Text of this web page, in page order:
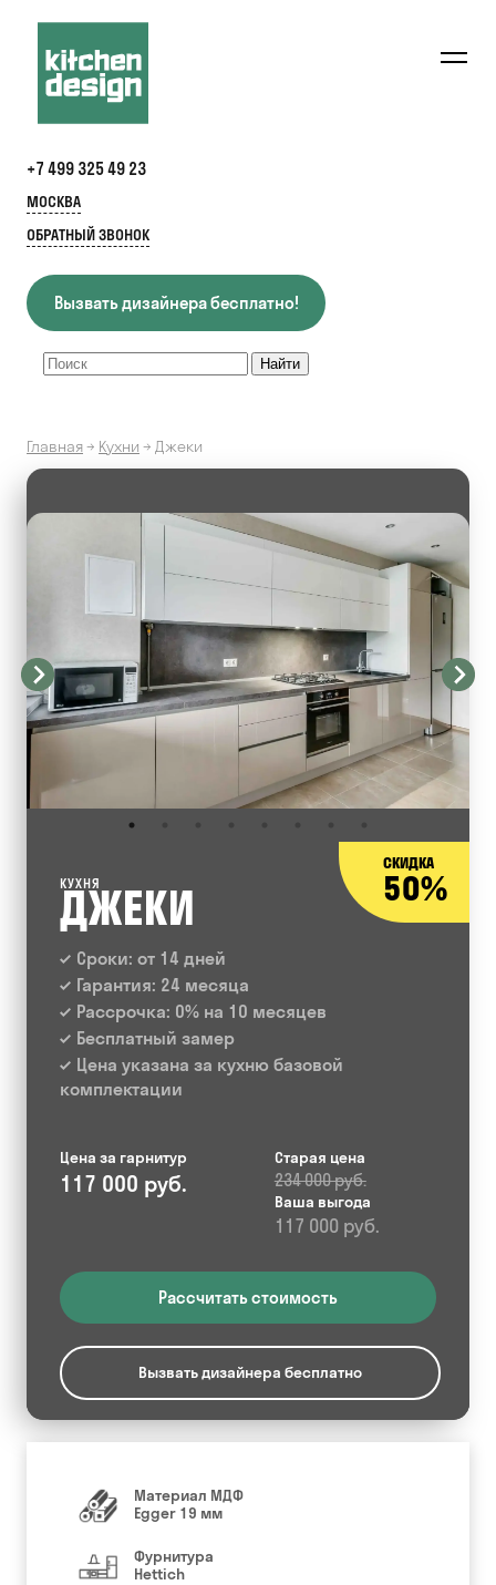
+7 499 325 49 23
МОСКВА
ОБРАТНЫЙ ЗВОНОК
Вызвать дизайнера бесплатно!
Главная→ Кухни → Джеки
СКИДКА
50%
КУХНЯ
ДЖЕКИ
Сроки: от 14 дней
Гарантия: 24 месяца
Рассрочка: 0% на 10 месяцев
Бесплатный замер
Цена указана за кухню базовой
комплектации
Цена за гарнитур
117 000 руб.
Старая цена
234 000 руб.
Ваша выгода
117 000 руб.
Рассчитать стоимость
Вызвать дизайнера бесплатно
Материал МДФ
Egger 19 мм
Фурнитура
Hettich